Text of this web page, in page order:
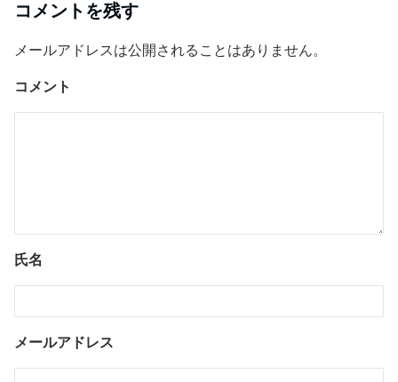
コメントを残す
メールアドレスは公開されることはありません。
コメント
氏名
メールアドレス